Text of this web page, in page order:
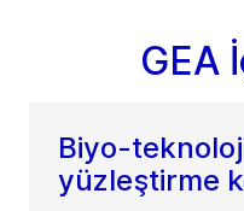
GEA
Biyo-
yüzleştirme